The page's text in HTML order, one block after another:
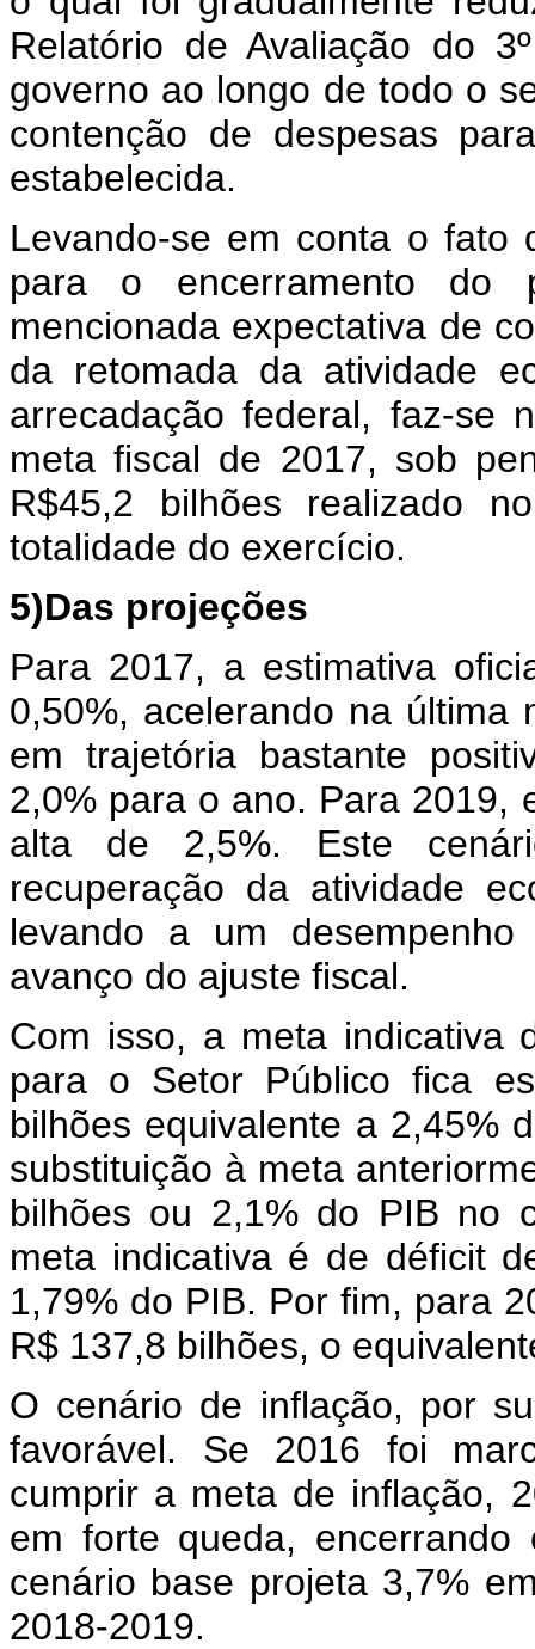
Relatório de Avaliação do
governo ao longo de todo o
contenção de despesas
estabelecida.
Levando-se em conta o fato
para o encerramento
mencionada expectativa de
da retomada da atividade
arrecadação federal, faz-se
meta fiscal de 2017, sob
R$45,2 bilhões realizado
totalidade do exercício.
5)Das projeções
Para 2017, a estimativa
0,50%, acelerando na
em trajetória bastante
2,0% para o ano. Para 2019,
alta de 2,5%. Este
recuperação da atividade
levando a um
avanço do ajuste fiscal.
Com isso, a meta indicativa
para o Setor Público fica
bilhões equivalente a 2,45%
substituição à meta
bilhões ou 2,1% do PIB no
meta indicativa é de déficit
1,79% do PIB. Por fim, para
R$ 137,8 bilhões, o
O cenário de inflação, por
favorável. Se 2016 foi
cumprir a meta de inflação,
em forte queda,
cenário base projeta 3,7%
2018-2019.